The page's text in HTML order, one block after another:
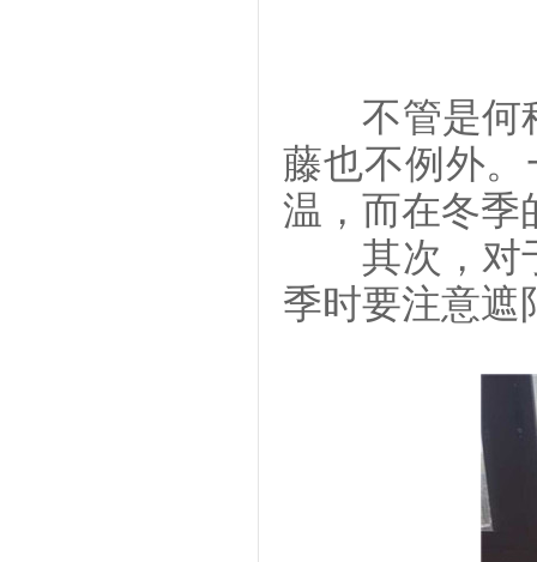
不管是何种
藤也不例外
温，而在冬季
其次，对于
季时要注意遮